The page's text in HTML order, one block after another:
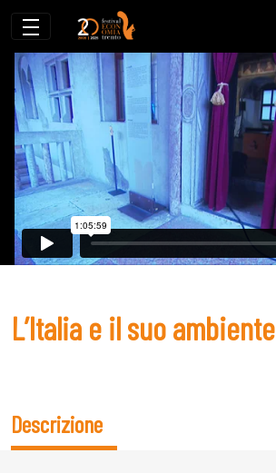
L’Italia e il suo ambiente
L’Italia e il suo ambiente
Descrizione